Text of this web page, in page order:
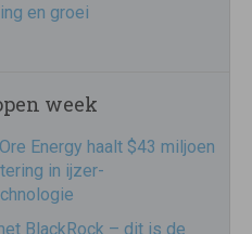
en groei
week
Energy haalt $43 miljoen
in ijzer-
BlackRock – dit is de